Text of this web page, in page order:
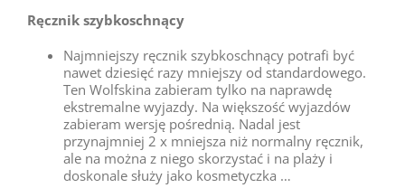
Ręcznik szybkoschnący
Najmniejszy ręcznik szybkoschnący potrafi być
nawet dziesięć razy mniejszy od standardowego.
Ten Wolfskina zabieram tylko na naprawdę
ekstremalne wyjazdy. Na większość wyjazdów
zabieram wersję pośrednią. Nadal jest
przynajmniej 2 x mniejsza niż normalny ręcznik,
ale na można z niego skorzystać i na plaży i
doskonale służy jako kosmetyczka …